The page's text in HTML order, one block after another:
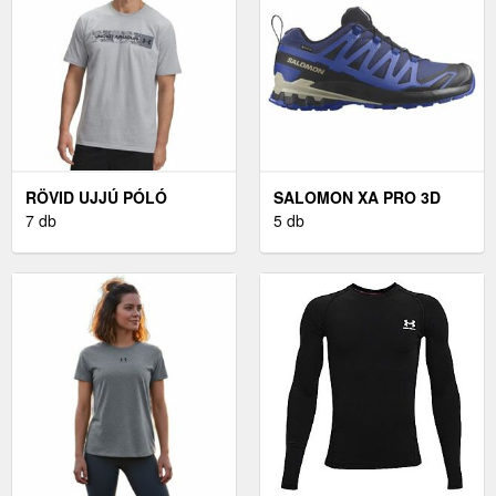
RÖVID UJJÚ PÓLÓ
UNDER ARMOUR UA
7 db
SALOMON XA PRO 3D
GTX - FÉRFI TÚRACIPŐ
5 db